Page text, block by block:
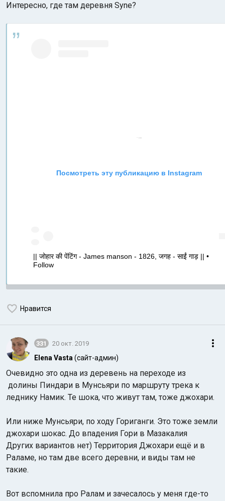
Интересно, где там деревня Syne?
Посмотреть эту публикацию в Instagram
|| जोहार की पेंटिंग - James manson - 1826, जगह - साईं गाड़ || •
Follow
Нравится
331 20 окт. 2019
Elena Vasta(сайт-админ)
Очевидно это одна из деревень на переходе из
долины Пиндари в Мунсьяри по маршруту трека к
леднику Намик. Те шока, что живут там, тоже джохари.
Или ниже Мунсьяри, по ходу Гориганги. Это тоже земли
джохари шокас. До впадения Гори в Мазакалия
Других вариантов нет) Территория Джохари ещё и в
Раламе, но там две всего деревни, и виды там не
такие.
Вот вспомнила про Ралам и зачесалось у меня где-то